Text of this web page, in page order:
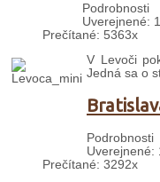
Podrobnosti
Uverejnené:
Prečítané: 5363x
V Levoči
Jedná sa o
Podrobnosti
Uverejnené:
Prečítané: 3292x